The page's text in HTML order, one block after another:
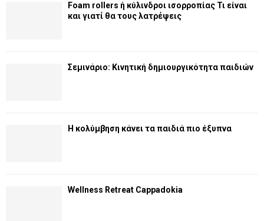
Foam rollers ή κύλινδροι ισορροπίας Τι είναι
και γιατί θα τους λατρέψεις
Σεμινάριο: Κινητική δημιουργικότητα παιδιών
Η κολύμβηση κάνει τα παιδιά πιο έξυπνα
Wellness Retreat Cappadokia